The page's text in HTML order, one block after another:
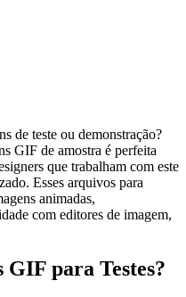
de teste ou demonstração?
GIF de amostra é perfeita
que trabalham com este
Esses arquivos para
animadas,
com editores de imagem,
para Testes?